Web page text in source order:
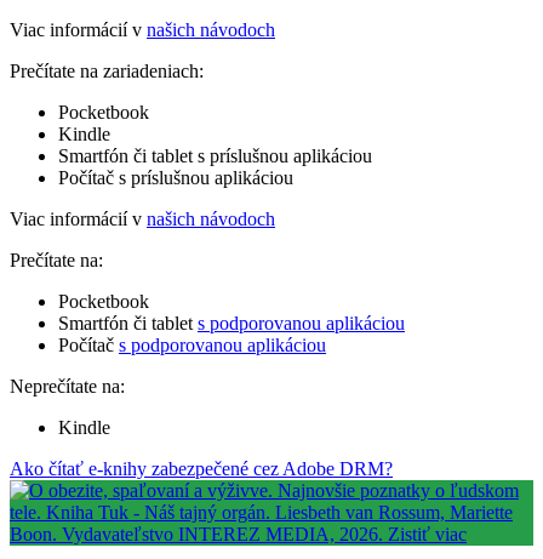
Viac informácií v našich návodoch
Prečítate na zariadeniach:
Pocketbook
Kindle
Smartfón či tablet s príslušnou aplikáciou
Počítač s príslušnou aplikáciou
Viac informácií v našich návodoch
Prečítate na:
Pocketbook
Smartfón či tablet s podporovanou aplikáciou
Počítač s podporovanou aplikáciou
Neprečítate na:
Kindle
Ako čítať e-knihy zabezpečené cez Adobe DRM?